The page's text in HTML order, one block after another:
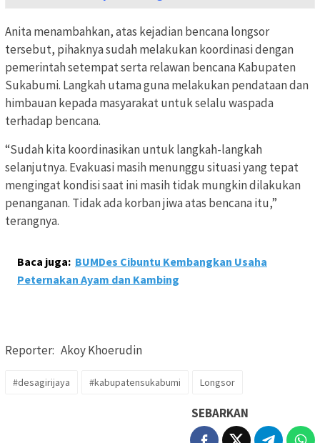
Anita menambahkan, atas kejadian bencana longsor
tersebut, pihaknya sudah melakukan koordinasi dengan
pemerintah setempat serta relawan bencana Kabupaten
Sukabumi. Langkah utama guna melakukan pendataan dan
himbauan kepada masyarakat untuk selalu waspada
terhadap bencana.
“Sudah kita koordinasikan untuk langkah-langkah
selanjutnya. Evakuasi masih menunggu situasi yang tepat
mengingat kondisi saat ini masih tidak mungkin dilakukan
penanganan. Tidak ada korban jiwa atas bencana itu,”
terangnya.
Baca juga: BUMDes Cibuntu Kembangkan Usaha
Peternakan Ayam dan Kambing
Reporter: Akoy Khoerudin
#desagirijaya #kabupatensukabumi Longsor
SEBARKAN